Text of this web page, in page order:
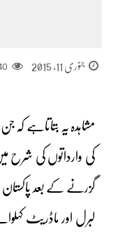
جنوری 11, 2015
مشاہدہ یہ بتاتاہے
گزرنے کے بعد
لبرل اور ماڈریٹ